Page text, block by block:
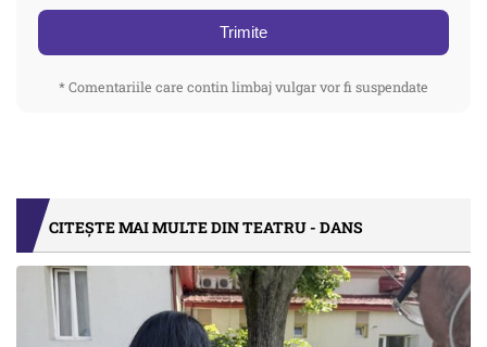
Trimite
* Comentariile care contin limbaj vulgar vor fi suspendate
CITEȘTE MAI MULTE DIN TEATRU - DANS